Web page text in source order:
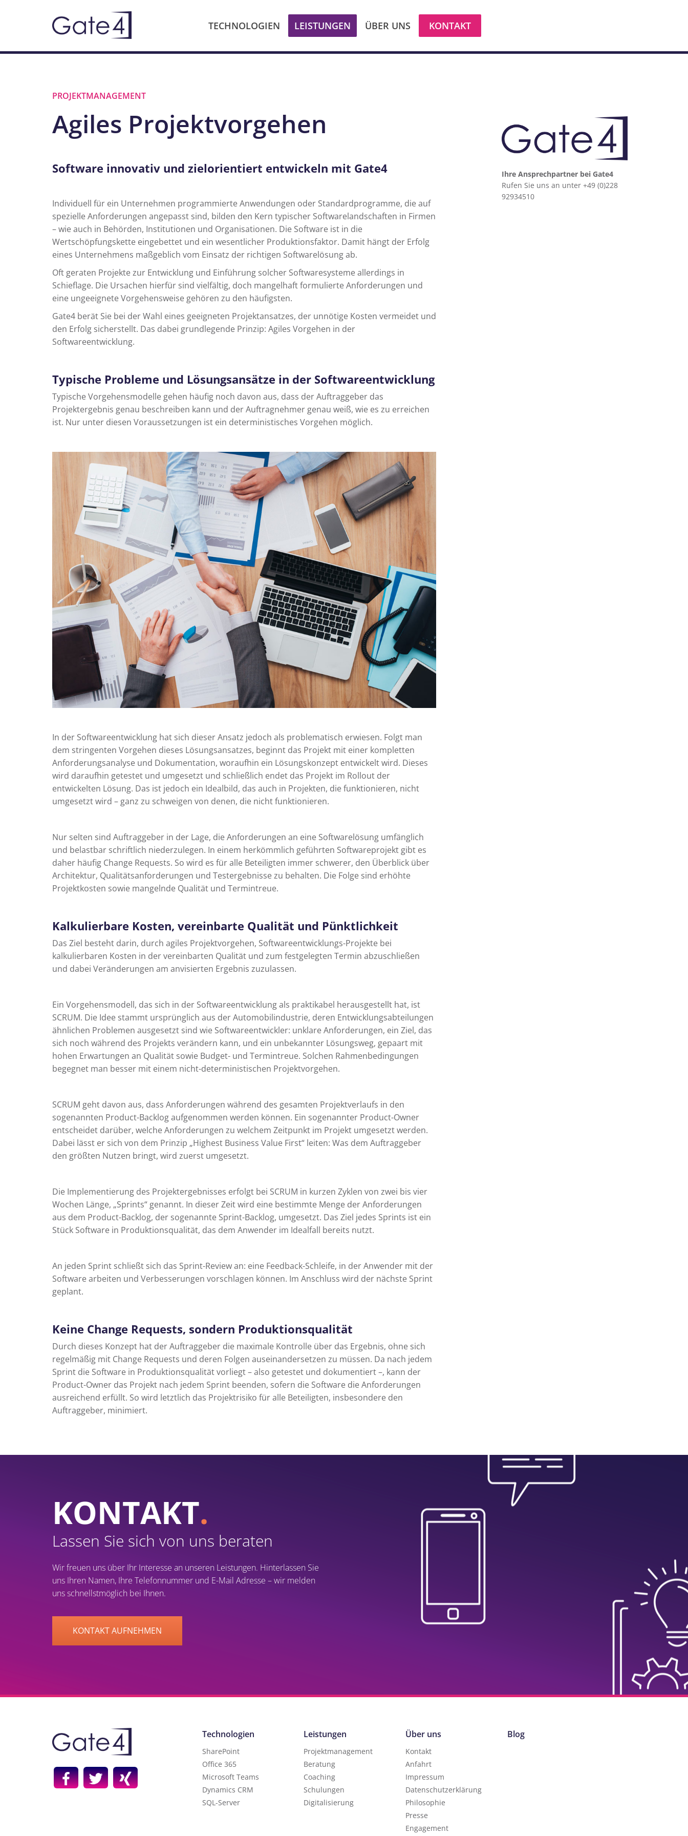
TECHNOLOGIEN LEISTUNGEN ÜBER UNS KONTAKT
PROJEKTMANAGEMENT
Agiles Projektvorgehen
Software innovativ und zielorientiert entwickeln mit Gate4
Individuell für ein Unternehmen programmierte Anwendungen oder Standardprogramme, die auf
spezielle Anforderungen angepasst sind, bilden den Kern typischer Softwarelandschaften in Firmen
– wie auch in Behörden, Institutionen und Organisationen. Die Software ist in die
Wertschöpfungskette eingebettet und ein wesentlicher Produktionsfaktor. Damit hängt der Erfolg
eines Unternehmens maßgeblich vom Einsatz der richtigen Softwarelösung ab.
Oft geraten Projekte zur Entwicklung und Einführung solcher Softwaresysteme allerdings in
Schieflage. Die Ursachen hierfür sind vielfältig, doch mangelhaft formulierte Anforderungen und
eine ungeeignete Vorgehensweise gehören zu den häufigsten.
Gate4 berät Sie bei der Wahl eines geeigneten Projektansatzes, der unnötige Kosten vermeidet und
den Erfolg sicherstellt. Das dabei grundlegende Prinzip: Agiles Vorgehen in der
Softwareentwicklung.
Typische Probleme und Lösungsansätze in der Softwareentwicklung
Typische Vorgehensmodelle gehen häufig noch davon aus, dass der Auftraggeber das
Projektergebnis genau beschreiben kann und der Auftragnehmer genau weiß, wie es zu erreichen
ist. Nur unter diesen Voraussetzungen ist ein deterministisches Vorgehen möglich.
In der Softwareentwicklung hat sich dieser Ansatz jedoch als problematisch erwiesen. Folgt man
dem stringenten Vorgehen dieses Lösungsansatzes, beginnt das Projekt mit einer kompletten
Anforderungsanalyse und Dokumentation, woraufhin ein Lösungskonzept entwickelt wird. Dieses
wird daraufhin getestet und umgesetzt und schließlich endet das Projekt im Rollout der
entwickelten Lösung. Das ist jedoch ein Idealbild, das auch in Projekten, die funktionieren, nicht
umgesetzt wird – ganz zu schweigen von denen, die nicht funktionieren.
Nur selten sind Auftraggeber in der Lage, die Anforderungen an eine Softwarelösung umfänglich
und belastbar schriftlich niederzulegen. In einem herkömmlich geführten Softwareprojekt gibt es
daher häufig Change Requests. So wird es für alle Beteiligten immer schwerer, den Überblick über
Architektur, Qualitätsanforderungen und Testergebnisse zu behalten. Die Folge sind erhöhte
Projektkosten sowie mangelnde Qualität und Termintreue.
Kalkulierbare Kosten, vereinbarte Qualität und Pünktlichkeit
Das Ziel besteht darin, durch agiles Projektvorgehen, Softwareentwicklungs-Projekte bei
kalkulierbaren Kosten in der vereinbarten Qualität und zum festgelegten Termin abzuschließen
und dabei Veränderungen am anvisierten Ergebnis zuzulassen.
Ein Vorgehensmodell, das sich in der Softwareentwicklung als praktikabel herausgestellt hat, ist
SCRUM. Die Idee stammt ursprünglich aus der Automobilindustrie, deren Entwicklungsabteilungen
ähnlichen Problemen ausgesetzt sind wie Softwareentwickler: unklare Anforderungen, ein Ziel, das
sich noch während des Projekts verändern kann, und ein unbekannter Lösungsweg, gepaart mit
hohen Erwartungen an Qualität sowie Budget- und Termintreue. Solchen Rahmenbedingungen
begegnet man besser mit einem nicht-deterministischen Projektvorgehen.
SCRUM geht davon aus, dass Anforderungen während des gesamten Projektverlaufs in den
sogenannten Product-Backlog aufgenommen werden können. Ein sogenannter Product-Owner
entscheidet darüber, welche Anforderungen zu welchem Zeitpunkt im Projekt umgesetzt werden.
Dabei lässt er sich von dem Prinzip „Highest Business Value First“ leiten: Was dem Auftraggeber
den größten Nutzen bringt, wird zuerst umgesetzt.
Die Implementierung des Projektergebnisses erfolgt bei SCRUM in kurzen Zyklen von zwei bis vier
Wochen Länge, „Sprints“ genannt. In dieser Zeit wird eine bestimmte Menge der Anforderungen
aus dem Product-Backlog, der sogenannte Sprint-Backlog, umgesetzt. Das Ziel jedes Sprints ist ein
Stück Software in Produktionsqualität, das dem Anwender im Idealfall bereits nutzt.
An jeden Sprint schließt sich das Sprint-Review an: eine Feedback-Schleife, in der Anwender mit der
Software arbeiten und Verbesserungen vorschlagen können. Im Anschluss wird der nächste Sprint
geplant.
Keine Change Requests, sondern Produktionsqualität
Durch dieses Konzept hat der Auftraggeber die maximale Kontrolle über das Ergebnis, ohne sich
regelmäßig mit Change Requests und deren Folgen auseinandersetzen zu müssen. Da nach jedem
Sprint die Software in Produktionsqualität vorliegt – also getestet und dokumentiert –, kann der
Product-Owner das Projekt nach jedem Sprint beenden, sofern die Software die Anforderungen
ausreichend erfüllt. So wird letztlich das Projektrisiko für alle Beteiligten, insbesondere den
Auftraggeber, minimiert.
Ihre Ansprechpartner bei Gate4
Rufen Sie uns an unter +49 (0)228
92934510
KONTAKT.
Lassen Sie sich von uns beraten
Wir freuen uns über Ihr Interesse an unseren Leistungen. Hinterlassen Sie
uns Ihren Namen, Ihre Telefonnummer und E-Mail Adresse – wir melden
uns schnellstmöglich bei Ihnen.
KONTAKT AUFNEHMEN
Technologien
SharePoint
Office 365
Microsoft Teams
Dynamics CRM
SQL-Server
Leistungen
Projektmanagement
Beratung
Coaching
Schulungen
Digitalisierung
Über uns
Kontakt
Anfahrt
Impressum
Datenschutzerklärung
Philosophie
Presse
Engagement
Blog